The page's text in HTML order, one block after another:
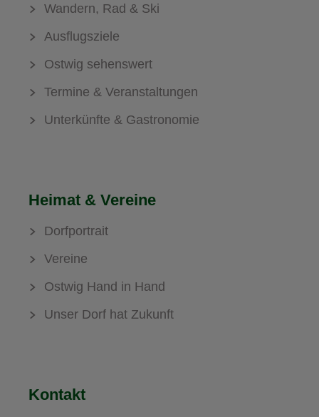
Wandern, Rad & Ski
Ausflugsziele
Ostwig sehenswert
Termine & Veranstaltungen
Unterkünfte & Gastronomie
Heimat & Vereine
Dorfportrait
Vereine
Ostwig Hand in Hand
Unser Dorf hat Zukunft
Kontakt